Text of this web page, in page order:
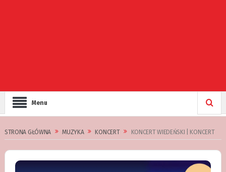
Menu
STRONA GŁÓWNA MUZYKA KONCERT KONCERT WIEDEŃSKI | KONCERT